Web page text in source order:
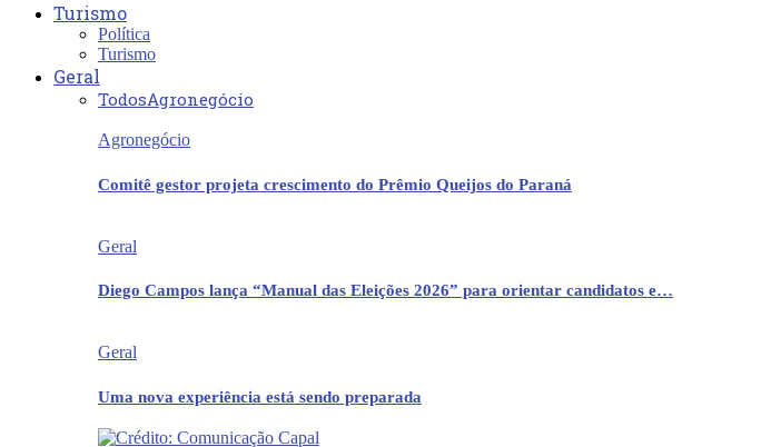
Turismo
Política
Turismo
Geral
TodosAgronegócio
Agronegócio
Comitê gestor projeta crescimento do Prêmio Queijos do Paraná
Geral
Diego Campos lança “Manual das Eleições 2026” para orientar candidatos e…
Geral
Uma nova experiência está sendo preparada